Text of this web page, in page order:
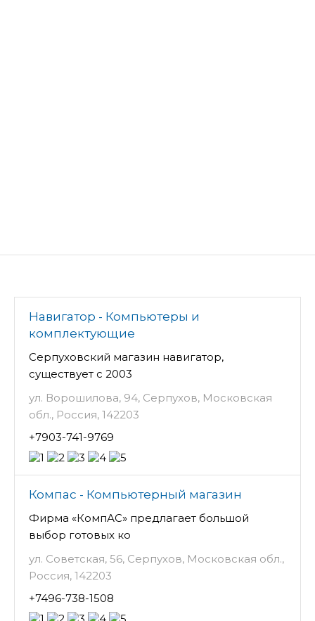
Навигатор - Компьютеры и
комплектующие
Серпуховский магазин навигатор,
существует с 2003
ул. Ворошилова, 94, Серпухов, Московская
обл., Россия, 142203
+7903-741-9769
Компас - Компьютерный магазин
Фирма «КомпАС» предлагает большой
выбор готовых ко
ул. Советская, 56, Серпухов, Московская обл.,
Россия, 142203
+7496-738-1508